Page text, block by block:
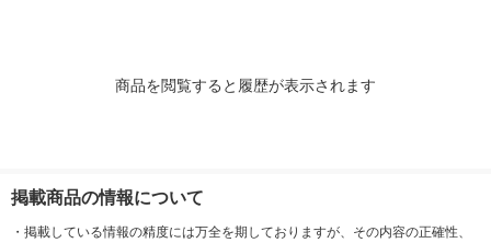
商品を閲覧すると履歴が表示されます
掲載商品の情報について
・ 掲載している情報の精度には万全を期しておりますが、その内容の正確性、